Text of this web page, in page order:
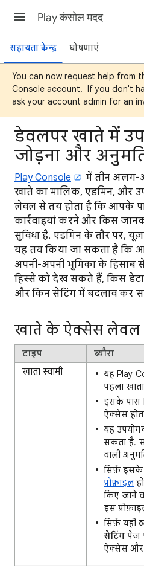
Play कंसोल मदद
सहायता केन्द्र घोषणाएं
You can now request help from
Console account. If you don't
ask your account admin for an
डेवलपर खाते में
जोड़ना और
Play Console
में तीन अलग-
खाते का मालिक, एडमिन, और
लेवल से तय होता है कि आपके
कार्रवाइयां करने और किस
सुविधा है. एडमिन के तौर पर,
यह तय किया जा सकता है कि
अपनी-अपनी भूमिका के हिसाब
हिस्से को देख सकते हैं, किस
और किन सेटिंग में बदलाव कर
खाते के ऐक्सेस लेवल
टाइप
ब्यौरा
खाता स्‍वामी
यह Play
पहला
इसके पास
ऐक्सेस
यह
सकता है.
वाली
सिर्फ़
प्रोफ़ाइल
किए जाने
इस
सिर्फ़ यही
सेटिंग पेज
ऐक्सेस और